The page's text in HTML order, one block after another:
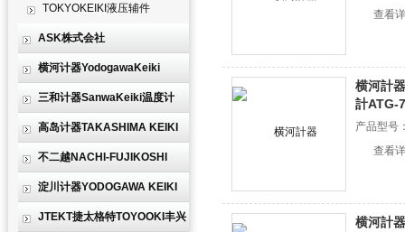
TOKYOKEIKI液压辅件
ASK株式会社
横河计器YodogawaKeiki
三和计器SanwaKeiki温度计
高岛计器TAKASHIMA KEIKI
不二越NACHI-FUJIKOSHI
淀川计器YODOGAWA KEIKI
JTEKT捷太格特TOYOOKI丰兴
查看
横河計
計ATG-
产品型号
查看
横河計